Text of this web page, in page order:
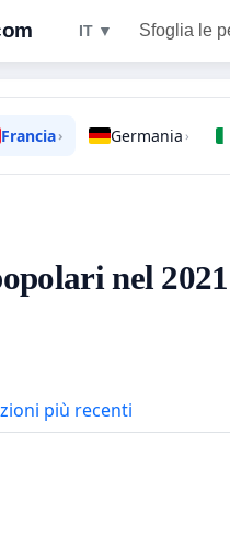
IT ▼ Sfoglia le
Francia› Germania ›
nel
più recenti